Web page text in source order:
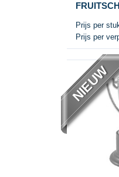
Prijs per
Prijs per
NIEUW